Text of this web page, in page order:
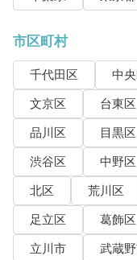
市区町村
千代田区 中
文京区
台東区
品川区
目黒区
渋谷区
中野区
北区
荒川区
足立区
葛飾区
立川市
武蔵